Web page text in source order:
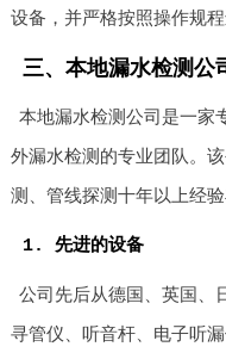
设备，并严格按照操作规程
三、本地漏水检测公
本地漏水检测公司是一家
外漏水检测的专业团队。
测、管线探测十年以上经
1. 先进的设备
公司先后从德国、英国、
寻管仪、听音杆、电子听